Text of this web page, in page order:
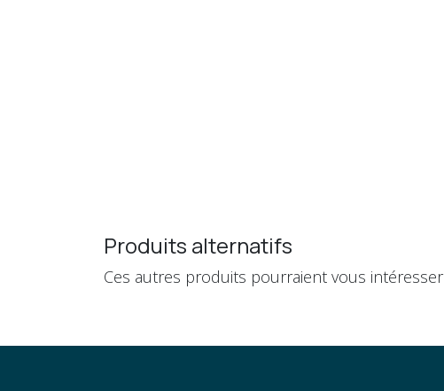
Produits alternatifs
Ces autres produits pourraient vous intéresser